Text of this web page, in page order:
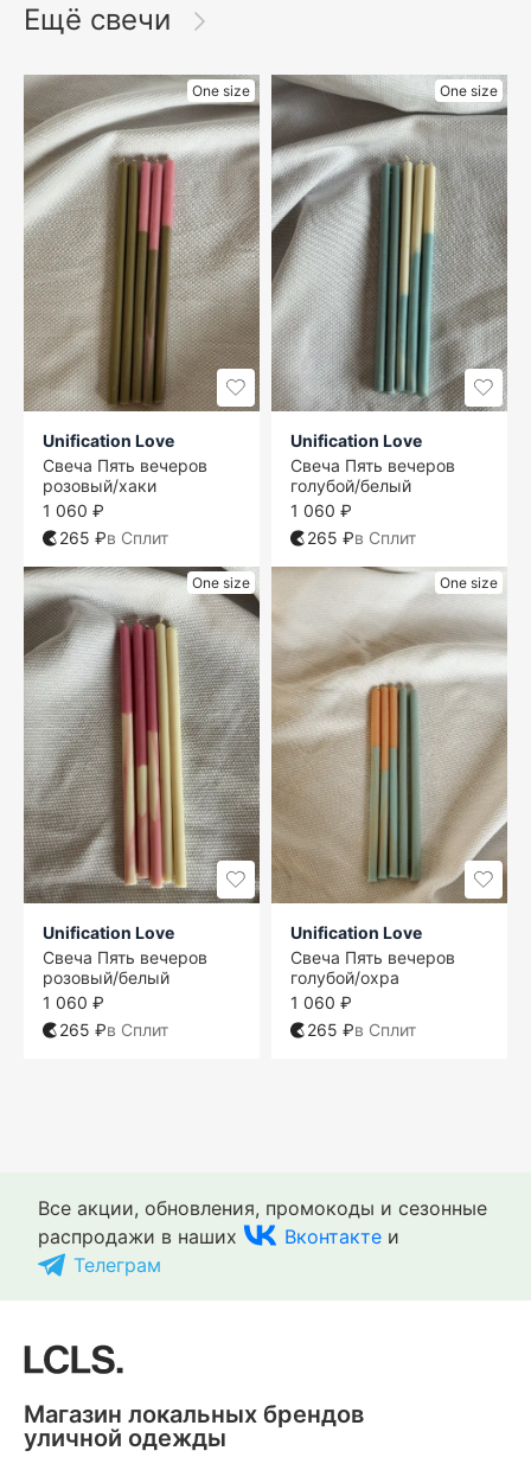
Ещё свечи
One size
Unification Love
Свеча Пять вечеров
розовый/хаки
1 060 ₽
265 ₽в Сплит
One size
Unification Love
Свеча Пять вечеров
голубой/белый
1 060 ₽
265 ₽в Сплит
One size
Unification Love
Свеча Пять вечеров
розовый/белый
1 060 ₽
265 ₽в Сплит
One size
Unification Love
Свеча Пять вечеров
голубой/охра
1 060 ₽
265 ₽в Сплит
Unification Love
Свеча Мухомор
Unification Love
Unification Love
Свеча Мухомор
Unification Love
Unification Love
Свеча Подберезовик
Unification Love
Unification Love
Свеча Мухомор
Unification Love
Все акции, обновления, промокоды и сезонные
распродажи в наших
Вконтакте и
Телеграм
Магазин локальных брендов
уличной одежды